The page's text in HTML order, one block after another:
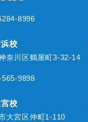
8996
校
奈川区鶴屋町3-32-14
9898
校
大宮区仲町1-110